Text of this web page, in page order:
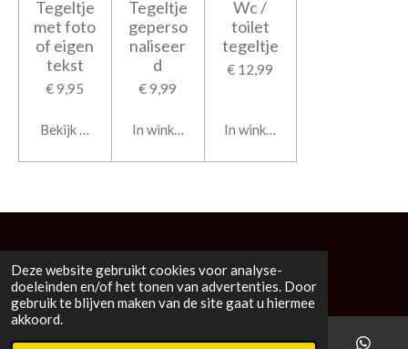
Deze website gebruikt cookies voor analyse-
doeleinden en/of het tonen van advertenties. Door
gebruik te blijven maken van de site gaat u hiermee
akkoord.
Tegeltje
met foto
of eigen
tekst
€ 9,95
Bekijk details
Tegeltje
geperso
naliseer
d
€ 9,99
In winkelwagen
Wc /
toilet
tegeltje
€ 12,99
In winkelwagen
Powered by JouwWeb